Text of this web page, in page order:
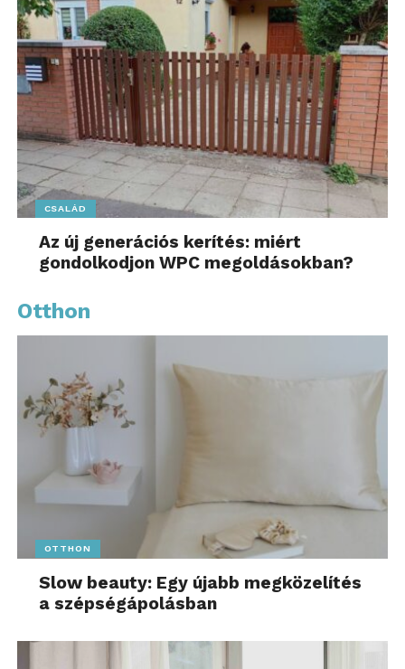
CSALÁD
Az új generációs kerítés: miért
gondolkodjon WPC megoldásokban?
Otthon
OTTHON
Slow beauty: Egy újabb megközelítés
a szépségápolásban